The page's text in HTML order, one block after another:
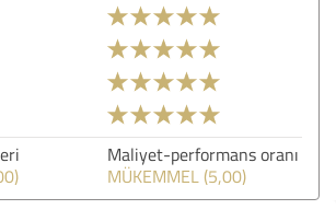
Maliyet-performans oranı
MÜKEMMEL (5,00)